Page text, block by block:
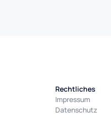
Rechtliches
Impressum
Datenschutz